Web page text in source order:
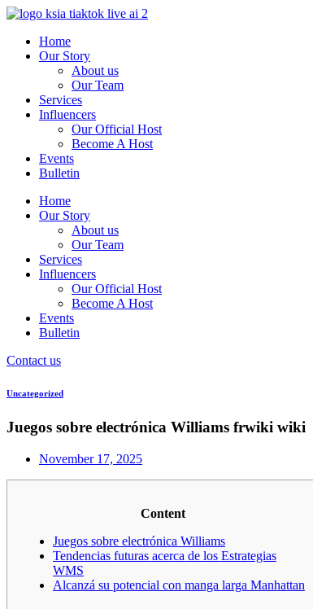
Skip
contentHome
Our Story
About us
Our Team
Services
Influencers
Our Official Host
Become A Host
Events
Bulletin
Home
Our Story
About us
Our Team
Services
Influencers
Our Official Host
Become A Host
Events
Bulletin
Contact us
Uncategorized
Juegos sobre electrónica Williams frwiki wiki
November 17, 2025
Content
Juegos sobre electrónica Williams
Tendencias futuras acerca de los Estrategias
WMS
Alcanzá su potencial con manga larga Manhattan